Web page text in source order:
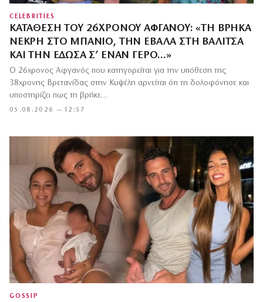
CELEBRITIES
ΚΑΤΆΘΕΣΗ ΤΟΥ 26ΧΡΟΝΟΥ ΑΦΓΑΝΟΎ: «ΤΗ ΒΡΉΚΑ
ΝΕΚΡΉ ΣΤΟ ΜΠΆΝΙΟ, ΤΗΝ ΈΒΑΛΑ ΣΤΗ ΒΑΛΊΤΣΑ
ΚΑΙ ΤΗΝ ΈΔΩΣΑ Σ’ ΈΝΑΝ ΓΈΡΟ…»
05.08.2026 — 12:57
Ο 26χρονος Αφγανός που κατηγορείται για την υπόθεση της
38χρονης Βρετανίδας στην Κυψέλη αρνείται ότι τη δολοφόνησε και
υποστηρίζει πως τη βρήκε…
GOSSIP